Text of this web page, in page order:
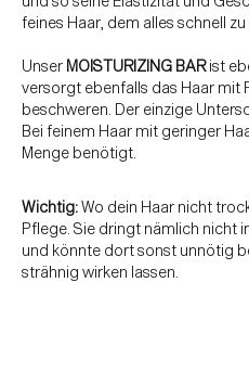
feines Haar, dem alles schnell zu
Unser MOISTURIZING BARist
versorgt ebenfalls das Haar mit
beschweren. Der einzige
Bei feinem Haar mit geringer
Menge benötigt.
Wichtig:Wo dein Haar nicht
Pflege. Sie dringt nämlich nicht
und könnte dort sonst unnötig
strähnig wirken lassen.